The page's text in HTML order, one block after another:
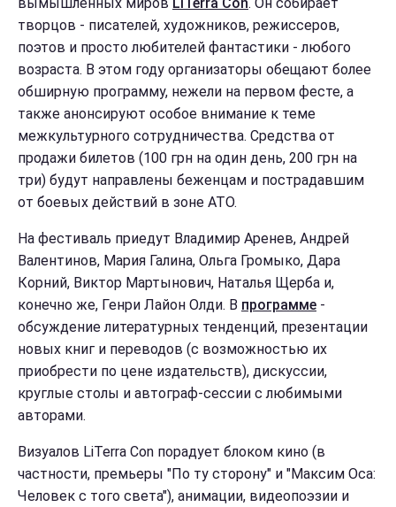
вымышленных миров LiTerra Con. Он собирает
творцов - писателей, художников, режиссеров,
поэтов и просто любителей фантастики - любого
возраста. В этом году организаторы обещают более
обширную программу, нежели на первом фесте, а
также анонсируют особое внимание к теме
межкультурного сотрудничества. Средства от
продажи билетов (100 грн на один день, 200 грн на
три) будут направлены беженцам и пострадавшим
от боевых действий в зоне АТО.
На фестиваль приедут Владимир Аренев, Андрей
Валентинов, Мария Галина, Ольга Громыко, Дара
Корний, Виктор Мартынович, Наталья Щерба и,
конечно же, Генри Лайон Олди. В программе -
обсуждение литературных тенденций, презентации
новых книг и переводов (с возможностью их
приобрести по цене издательств), дискуссии,
круглые столы и автограф-сессии с любимыми
авторами.
Визуалов LiTerra Con порадует блоком кино (в
частности, премьеры "По ту сторону" и "Максим Оса:
Человек с того света"), анимации, видеопоэзии и